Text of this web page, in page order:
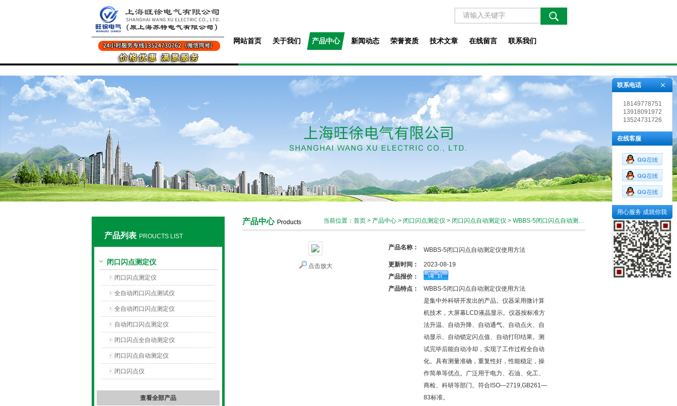
网站首页 关于我们 产品中心 新闻动态 荣誉资质 技术文章 在线留言 联系我们
产品列表 PROUCTS LIST
闭口闪点测定仪
闭口闪点测定仪
全自动闭口闪点测试仪
全自动闭口闪点测定仪
自动闭口闪点测定仪
闭口闪点全自动测定仪
闭口闪点自动测定仪
闭口闪点仪
查看全部产品
产品中心 Products 当前位置： 首页 > 产品中心 > 闭口闪点测定仪 > 闭口闪点自动测定仪 > WBBS-5闭口闪点自动测定仪使用方法
点击放大
产品名称： WBBS-5闭口闪点自动测定仪使用方法
更新时间：
2023-08-19
产品报价：
产品特点：
WBBS-5闭口闪点自动测定仪使用方法
是集中外科研开发出的产品。仪器采用微计算
机技术，大屏幕LCD液晶显示。仪器按标准方
法升温、自动升降、自动通气、自动点火、自
动显示、自动锁定闪点值、自动打印结果。测
试完毕后能自动冷却，实现了工作过程全自动
化。具有测量准确，重复性好，性能稳定，操
作简单等优点。广泛用于电力、石油、化工、
商检、科研等部门。符合ISO—2719,GB261—
83标准。
联系电话
18149778751
13918091972
13524731726
在线客服
用心服务 成就你我